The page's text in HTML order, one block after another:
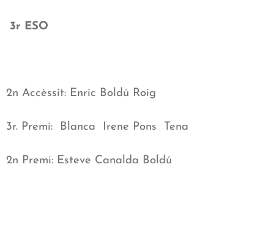
3r ESO
2n Accèssit: Enric Boldú Roig
3r. Premi: Blanca Irene Pons Tena
2n Premi: Esteve Canalda Boldú